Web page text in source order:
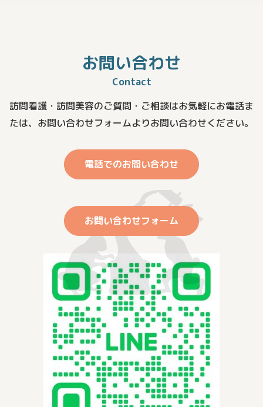
お問い合わせ
Contact
訪問看護・訪問美容のご質問・ご相談はお気軽にお電話ま
たは、 お問い合わせフォームよりお問い合わせください。
電話でのお問い合わせ
お問い合わせフォーム